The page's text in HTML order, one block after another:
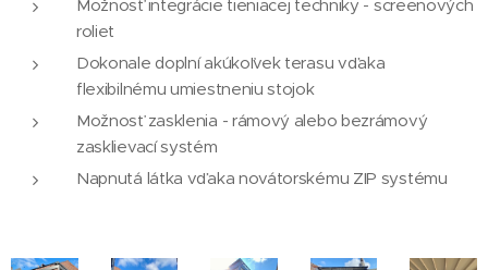
Možnosť integrácie tieniacej techniky - screenových
roliet
Dokonale doplní akúkoľvek terasu vďaka
flexibilnému umiestneniu stojok
Možnosť zasklenia - rámový alebo bezrámový
zasklievací systém
Napnutá látka vďaka novátorskému ZIP systému